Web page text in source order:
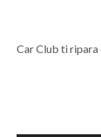
Car Club ti ripara